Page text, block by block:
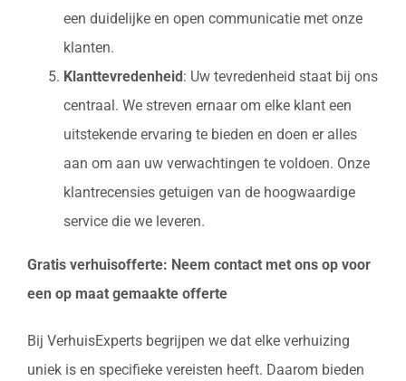
een duidelijke en open communicatie met onze
klanten.
Klanttevredenheid : Uw tevredenheid staat bij ons
centraal. We streven ernaar om elke klant een
uitstekende ervaring te bieden en doen er alles
aan om aan uw verwachtingen te voldoen. Onze
klantrecensies getuigen van de hoogwaardige
service die we leveren.
Gratis verhuisofferte: Neem contact met ons op voor
een op maat gemaakte offerte
Bij VerhuisExperts begrijpen we dat elke verhuizing
uniek is en specifieke vereisten heeft. Daarom bieden